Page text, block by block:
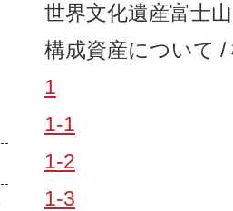
世界文化遺産富士
構成資産について /
1
1-1
1-2
1-3